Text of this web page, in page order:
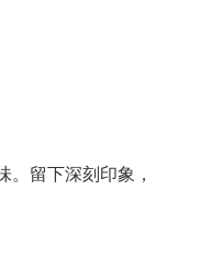
留下深刻印象，